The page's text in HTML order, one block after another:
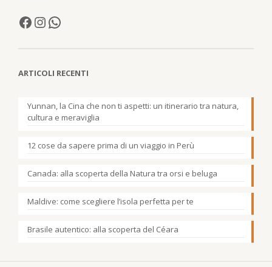
ARTICOLI RECENTI
Yunnan, la Cina che non ti aspetti: un itinerario tra natura,
cultura e meraviglia
12 cose da sapere prima di un viaggio in Perù
Canada: alla scoperta della Natura tra orsi e beluga
Maldive: come scegliere l’isola perfetta per te
Brasile autentico: alla scoperta del Céara